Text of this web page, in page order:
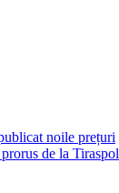
noile prețuri
de la Tiraspol